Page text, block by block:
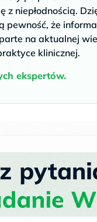
z niepłodnością.
pewność, że
na aktualnej
klinicznej.
ekspertów.